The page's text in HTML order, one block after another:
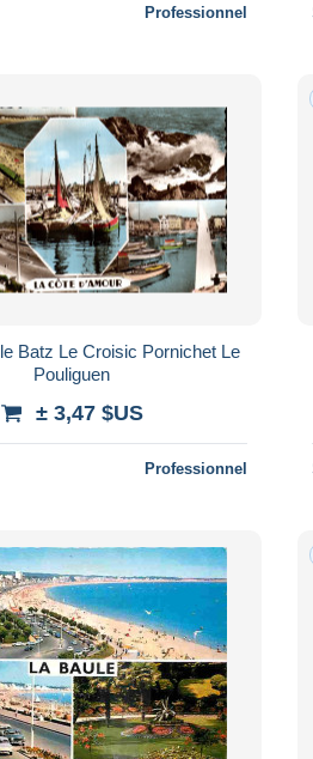
Professionnel
Batz Le Croisic Pornichet Le
Pouliguen
± 3,47 $US
Professionnel